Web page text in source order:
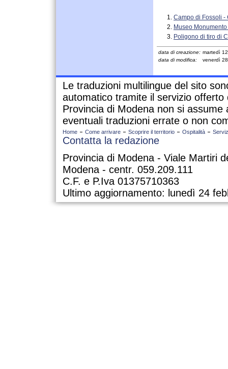
Campo di Fossoli -
Museo
Poligono di tiro di
data di creazione: martedì
data di modifica:
venerdì
Le traduzioni multilingue del sito
automatico tramite il servizio
Provincia di Modena non si assume
eventuali traduzioni errate o non
Home Come arrivare Scoprire il territorio Ospitalità
Contatta la redazione
Provincia di Modena - Viale Martiri
Modena - centr. 059.209.111
C.F. e P.Iva 01375710363
Ultimo aggiornamento: lunedì 24